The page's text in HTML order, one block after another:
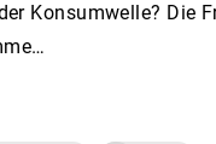
Konsumwelle? Die